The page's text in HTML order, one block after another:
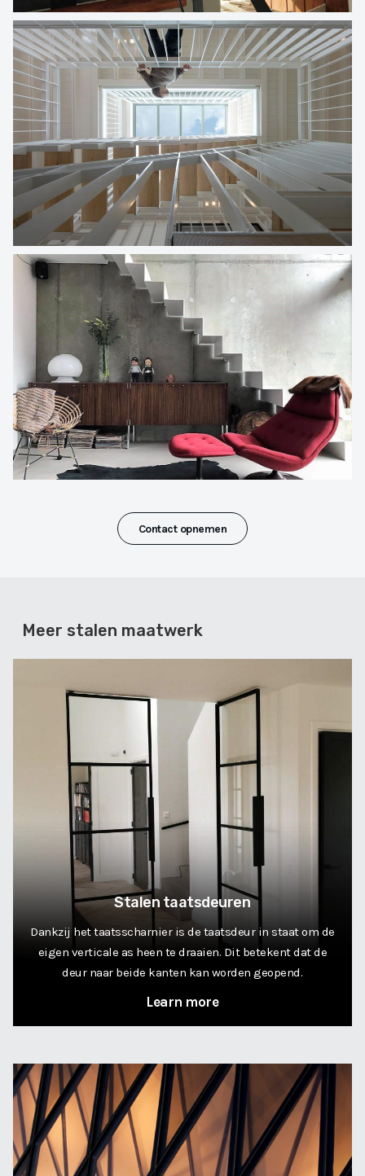
Contact opnemen
Meer stalen maatwerk
Stalen taatsdeuren
Dankzij het taatsscharnier is de taatsdeur in staat om de
eigen verticale as heen te draaien. Dit betekent dat de
deur naar beide kanten kan worden geopend.
Learn more